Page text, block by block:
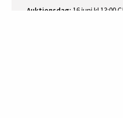
Auktionsdag: 16 juni kl 13:00